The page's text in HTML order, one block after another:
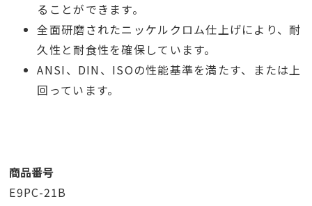
ることができます。
全面研磨されたニッケルクロム仕上げにより、耐
久性と耐食性を確保しています。
ANSI、DIN、ISOの性能基準を満たす、または上
回っています。
商品番号
E9PC-21B